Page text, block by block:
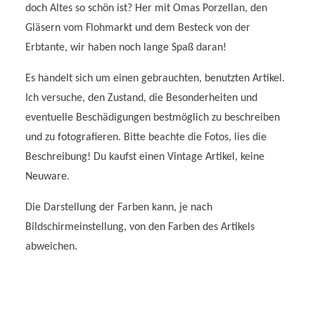
doch Altes so schön ist? Her mit Omas Porzellan, den
Gläsern vom Flohmarkt und dem Besteck von der
Erbtante, wir haben noch lange Spaß daran!
Es handelt sich um einen gebrauchten, benutzten Artikel.
Ich versuche, den Zustand, die Besonderheiten und
eventuelle Beschädigungen bestmöglich zu beschreiben
und zu fotografieren. Bitte beachte die Fotos, lies die
Beschreibung! Du kaufst einen Vintage Artikel, keine
Neuware.
Die Darstellung der Farben kann, je nach
Bildschirmeinstellung, von den Farben des Artikels
abweichen.